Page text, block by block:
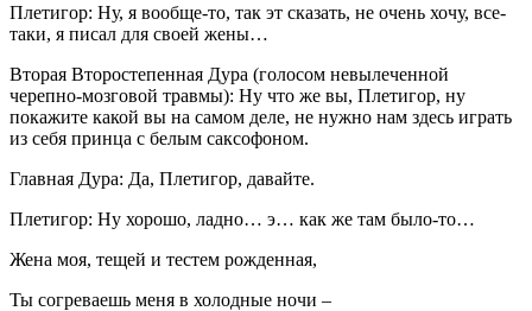
Плетигор: Ну, я вообще-то, так эт сказать, не очень хочу, все-
таки, я писал для своей жены…
Вторая Второстепенная Дура (голосом невылеченной
черепно-мозговой травмы): Ну что же вы, Плетигор, ну
покажите какой вы на самом деле, не нужно нам здесь играть
из себя принца с белым саксофоном.
Главная Дура: Да, Плетигор, давайте.
Плетигор: Ну хорошо, ладно… э… как же там было-то…
Жена моя, тещей и тестем рожденная,
Ты согреваешь меня в холодные ночи –